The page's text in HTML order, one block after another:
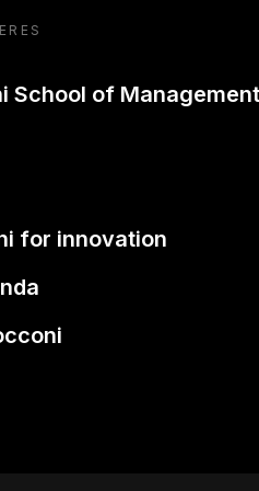
School of Management
for innovation